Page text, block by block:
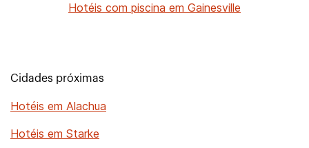
Hotéis com piscina em Gainesville
Cidades próximas
Hotéis em Alachua
Hotéis em Starke